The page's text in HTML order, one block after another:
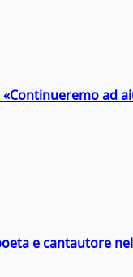
«Continueremo ad
e cantautore